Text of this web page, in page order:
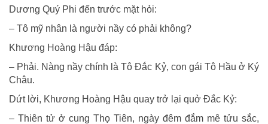
Dương Quý Phi đến trước mặt hỏi:
– Tô mỹ nhân là người nầy có phải không?
Khương Hoàng Hậu đáp:
– Phải. Nàng nầy chính là Tô Ðắc Kỷ, con gái Tô Hầu ở Ký
Châu.
Dứt lời, Khương Hoàng Hậu quay trở lại quở Ðắc Kỷ:
– Thiên tử ở cung Thọ Tiên, ngày đêm đắm mê tửu sắc,